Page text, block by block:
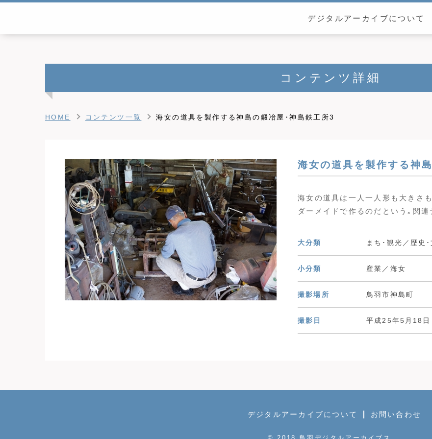
デジタルアーカイブについて
コンテンツ詳細
HOME コンテンツ一覧 海女の道具を製作する神島の鍛冶屋･神島鉄工所3
海女の道具を製作する神
海女の道具は一人一人形も大きさ
ダーメイドで作るのだという｡関
大分類 まち･観光／歴史･
小分類 産業／海女
撮影場所 鳥羽市神島町
撮影日 平成25年5月18
デジタルアーカイブについて お問い合わせ